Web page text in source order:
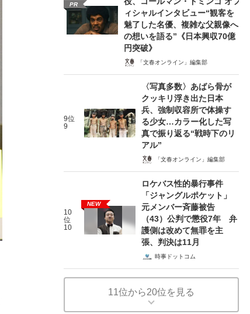
PR
ィシャルインタビュー“観客を
魅了した名優、複雑な父親像へ
の想いを語る”《日本興収70億
円突破》
「文春オンライン」編集部
9位
9
〈写真多数〉あばら骨が
クッキリ浮き出た日本
兵、強制収容所で体操す
る少女…カラー化した写
真で振り返る“戦時下のリ
アル”
「文春オンライン」編集部
10
位
10
NEW
ロケバス性的暴行事件
「ジャングルポケット」
元メンバー斉藤被告
（43）公判で懲役7年 弁
護側は改めて無罪を主
張、判決は11月
時事ドットコム
11位から20位を見る